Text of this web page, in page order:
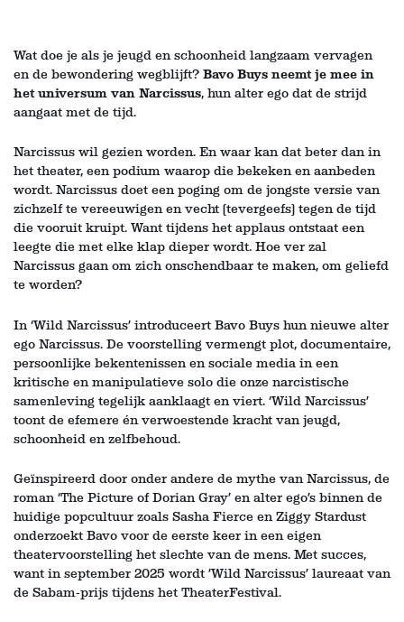
Wat doe je als je jeugd en schoonheid langzaam vervagen
en de bewondering wegblijft? Bavo Buys neemt je mee in
het universum van Narcissus, hun alter ego dat de strijd
aangaat met de tijd.
Narcissus wil gezien worden. En waar kan dat beter dan in
het theater, een podium waarop die bekeken en aanbeden
wordt. Narcissus doet een poging om de jongste versie van
zichzelf te vereeuwigen en vecht (tevergeefs) tegen de tijd
die vooruit kruipt. Want tijdens het applaus ontstaat een
leegte die met elke klap dieper wordt. Hoe ver zal
Narcissus gaan om zich onschendbaar te maken, om geliefd
te worden?
In ‘Wild Narcissus’ introduceert Bavo Buys hun nieuwe alter
ego Narcissus. De voorstelling vermengt plot, documentaire,
persoonlijke bekentenissen en sociale media in een
kritische en manipulatieve solo die onze narcistische
samenleving tegelijk aanklaagt en viert. ‘Wild Narcissus’
toont de efemere én verwoestende kracht van jeugd,
schoonheid en zelfbehoud.
Geïnspireerd door onder andere de mythe van Narcissus, de
roman ‘The Picture of Dorian Gray’ en alter ego’s binnen de
huidige popcultuur zoals Sasha Fierce en Ziggy Stardust
onderzoekt Bavo voor de eerste keer in een eigen
theatervoorstelling het slechte van de mens. Met succes,
want in september 2025 wordt ’Wild Narcissus’ laureaat van
de Sabam-prijs tijdens het TheaterFestival.